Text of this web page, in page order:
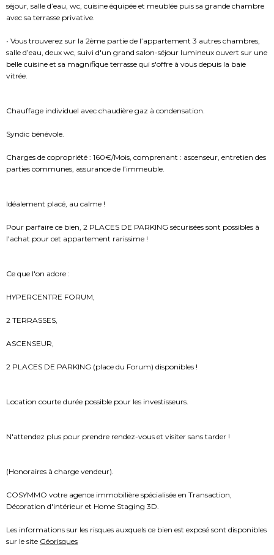
séjour, salle d’eau, wc, cuisine équipée et meublée puis sa grande chambre
avec sa terrasse privative.
• Vous trouverez sur la 2ème partie de l’appartement 3 autres chambres,
salle d’eau, deux wc, suivi d'un grand salon-séjour lumineux ouvert sur une
belle cuisine et sa magnifique terrasse qui s'offre à vous depuis la baie
vitrée.
Chauffage individuel avec chaudière gaz à condensation.
Syndic bénévole.
Charges de copropriété : 160€/Mois, comprenant : ascenseur, entretien des
parties communes, assurance de l’immeuble.
Idéalement placé, au calme !
Pour parfaire ce bien, 2 PLACES DE PARKING sécurisées sont possibles à
l'achat pour cet appartement rarissime !
Ce que l'on adore :
HYPERCENTRE FORUM,
2 TERRASSES,
ASCENSEUR,
2 PLACES DE PARKING (place du Forum) disponibles !
Location courte durée possible pour les investisseurs.
N'attendez plus pour prendre rendez-vous et visiter sans tarder !
(Honoraires à charge vendeur).
COSYMMO votre agence immobilière spécialisée en Transaction,
Décoration d'intérieur et Home Staging 3D.
Les informations sur les risques auxquels ce bien est exposé sont disponibles
sur le site Géorisques